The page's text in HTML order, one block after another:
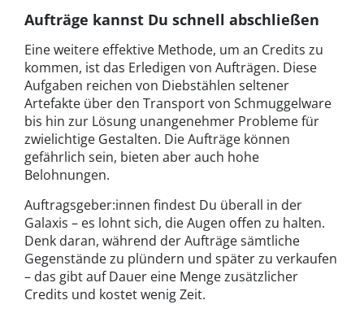
Aufträge kannst Du schnell abschließen
Eine weitere effektive Methode, um an Credits zu
kommen, ist das Erledigen von Aufträgen. Diese
Aufgaben reichen von Diebstählen seltener
Artefakte über den Transport von Schmuggelware
bis hin zur Lösung unangenehmer Probleme für
zwielichtige Gestalten. Die Aufträge können
gefährlich sein, bieten aber auch hohe
Belohnungen.
Auftragsgeber:innen findest Du überall in der
Galaxis – es lohnt sich, die Augen offen zu halten.
Denk daran, während der Aufträge sämtliche
Gegenstände zu plündern und später zu verkaufen
– das gibt auf Dauer eine Menge zusätzlicher
Credits und kostet wenig Zeit.